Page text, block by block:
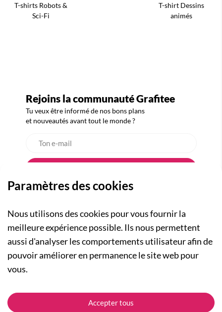
T-shirts Robots &
Sci-Fi
T-shirt Dessins
animés
Rejoins la communauté Grafitee
Tu veux être informé de nos bons plans
et nouveautés avant tout le monde ?
A PROPOS
Qui sommes-nous ?
Actualités
Nos engagements
NOS RUBRIQUES
Collection Femme
ASSISTANCE
Suivre ma commande
Paramètres des cookies
Nous utilisons des cookies pour vous fournir la
meilleure expérience possible. Ils nous permettent
aussi d'analyser les comportements utilisateur afin de
pouvoir améliorer en permanence le site web pour
vous.
Accepter tous